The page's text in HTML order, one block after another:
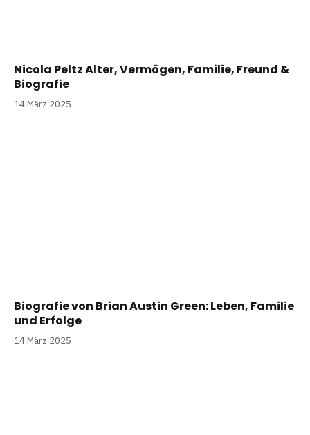
Nicola Peltz Alter, Vermögen, Familie, Freund &
Biografie
14 März 2025
Biografie von Brian Austin Green: Leben, Familie
und Erfolge
14 März 2025